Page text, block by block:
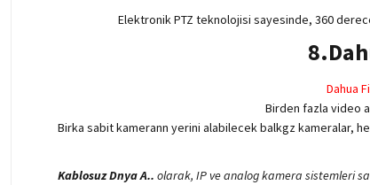
Elektronik PTZ teknolojisi sayesinde, 360
Dahua
Birden fazla video
Birka sabit kamerann yerini alabilecek balkgz kameralar,
Kablosuz Dnya A.. olarak, IP ve analog kamera sistemleri